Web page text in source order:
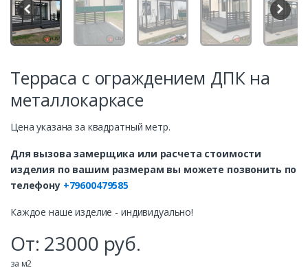
Терраса с ограждением ДПК на
металлокаркасе
Цена указана за квадратный метр.
Для вызова замерщика или расчета стоимости
изделия по вашим размерам вы можете позвонить по
телефону +79600479585
Каждое наше изделие - индивидуально!
От: 23000 руб.
за м2